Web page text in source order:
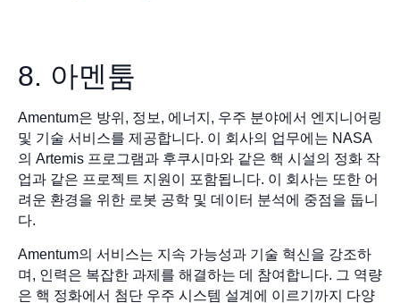
8. 아멘툼
Amentum은 방위, 정보, 에너지, 우주 분야에서 엔지니어링
및 기술 서비스를 제공합니다. 이 회사의 업무에는 NASA
의 Artemis 프로그램과 후쿠시마와 같은 핵 시설의 정화 작
업과 같은 프로젝트 지원이 포함됩니다. 이 회사는 또한 어
려운 환경을 위한 로봇 공학 및 데이터 분석에 중점을 둡니
다.
Amentum의 서비스는 지속 가능성과 기술 혁신을 강조하
며, 인력은 복잡한 과제를 해결하는 데 참여합니다. 그 역량
은 핵 정화에서 첨단 우주 시스템 설계에 이르기까지 다양